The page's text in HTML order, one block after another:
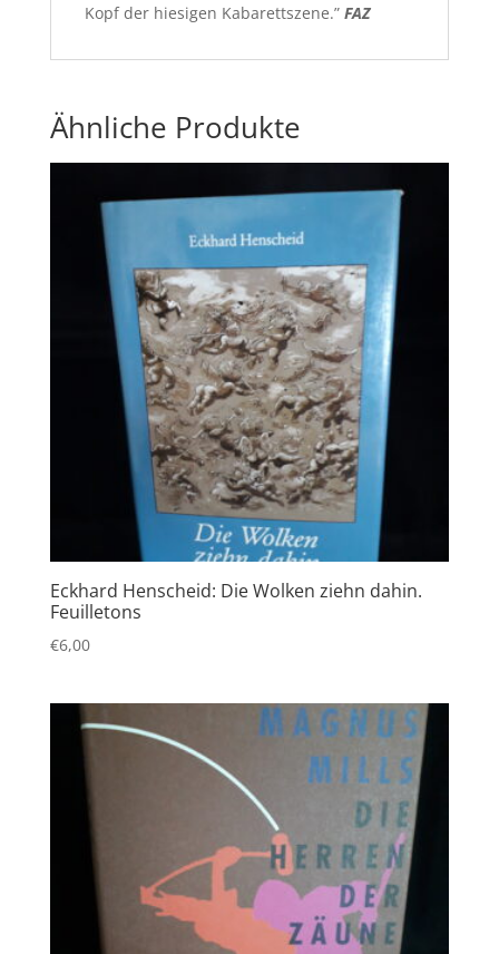
Kopf der hiesigen Kabarettszene.” FAZ
Ähnliche Produkte
Eckhard Henscheid: Die Wolken ziehn dahin.
Feuilletons
€6,00